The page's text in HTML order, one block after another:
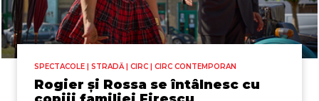
SPECTACOLE | STRADĂ | CIRC | CIRC CONTEMPORAN
Rogier și Rossa se întâlnesc cu